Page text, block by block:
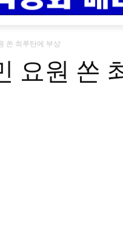
쏜 최루탄에 부상
요원 쏜